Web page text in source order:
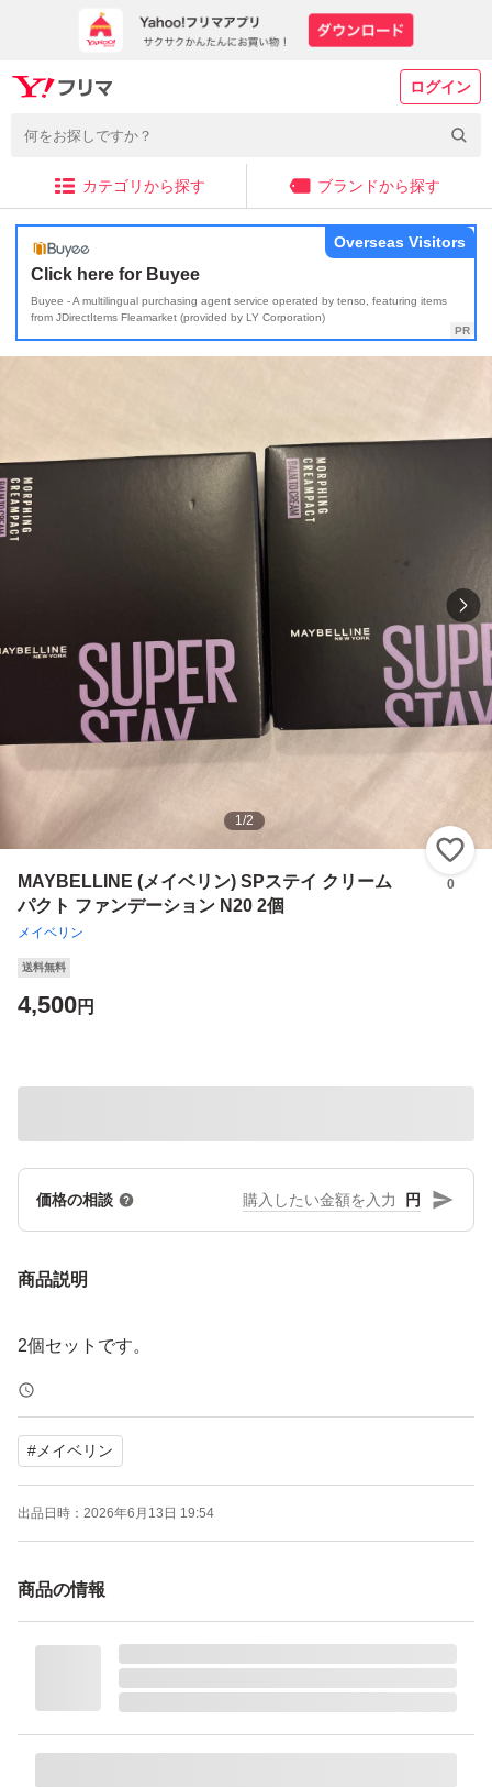
ログイン
カテゴリから探す ブランドから探す
Click here for Buyee
Buyee - A multilingual purchasing agent service operated by tenso, featuring items
from JDirectItems Fleamarket (provided by LY Corporation)
Overseas Visitors
1/2
MAYBELLINE (メイベリン) SPステイ クリーム
パクト ファンデーション N20 2個
メイベリン
0
送料無料
4,500円
価格の相談 円
商品説明
2個セットです。
#メイベリン
出品日時： 2026年6月13日 19:54
商品の情報